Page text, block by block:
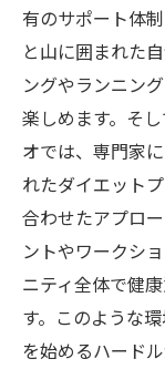
有のサポート体
と山に囲まれた
ングやランニン
楽しめます。そ
オでは、専門家
れたダイエット
合わせたアプロ
ントやワークシ
ニティ全体で健
す。このような
を始めるハード